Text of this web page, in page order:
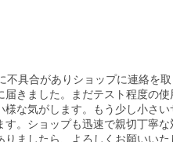
具合がありショップに連絡を取
きました。まだテスト程度の使
な気がします。もう少し小さい
。ショップも迅速で親切丁寧な
ましたら、よろしくお願いいた